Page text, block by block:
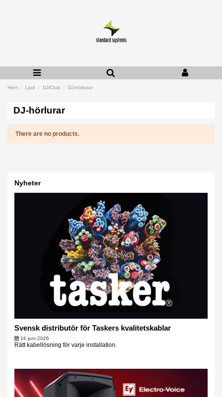
Hem Ljud DJ/Club DJ-hörlurar
DJ-hörlurar
There are no products.
Nyheter
Svensk distributör för Taskers kvalitetskablar
16 juni 2026
Rätt kabellösning för varje installation.